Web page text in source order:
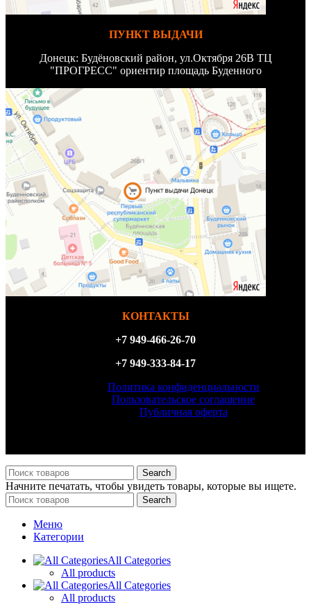
ПУНКТ ВЫДАЧИ
Донецк: Будёновский район, ул.Октября 26В ТЦ
"ПРОГРЕСС" ориентир площадь Буденного
КОНТАКТЫ
+7 949-466-26-70
+7 949-333-84-17
Политика конфиденциальности
Пользовательское соглашение
Публичная оферта
Search
Начните печатать, чтобы увидеть товары, которые вы ищете.
Search
Меню
Категории
All Categories
All products
All Categories
All products